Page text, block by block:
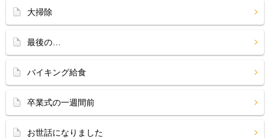
大掃除
最後の…
バイキング給食
卒業式の一週間前
お世話になりました